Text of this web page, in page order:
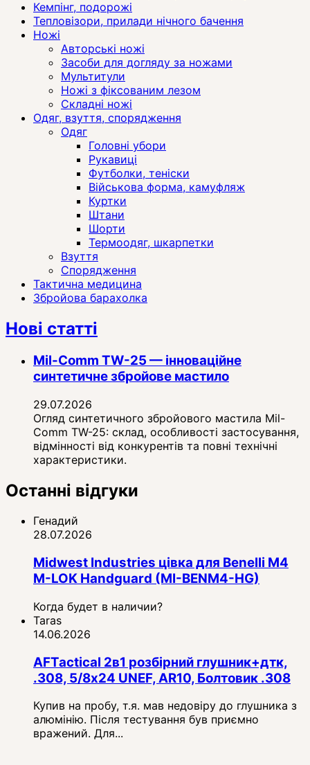
Кемпінг, подорожі
Тепловізори, прилади нічного бачення
Ножі
Авторські ножі
Засоби для догляду за ножами
Мультитули
Ножі з фіксованим лезом
Складні ножі
Одяг, взуття, спорядження
Одяг
Головні убори
Рукавиці
Футболки, теніски
Військова форма, камуфляж
Куртки
Штани
Шорти
Термоодяг, шкарпетки
Взуття
Спорядження
Тактична медицина
Збройова барахолка
Нові статті
Mil-Comm TW-25 — інноваційне
синтетичне збройове мастило
29.07.2026
Огляд синтетичного збройового мастила Mil-
Comm TW-25: склад, особливості застосування,
відмінності від конкурентів та повні технічні
характеристики.
Останні відгуки
Генадий
28.07.2026
Midwest Industries цівка для Benelli M4
M-LOK Handguard (MI-BENM4-HG)
Когда будет в наличии?
Taras
14.06.2026
AFTactical 2в1 розбірний глушник+дтк,
.308, 5/8x24 UNEF, AR10, Болтовик .308
Купив на пробу, т.я. мав недовіру до глушника з
алюмінію. Після тестування був приємно
вражений. Для...